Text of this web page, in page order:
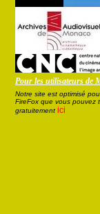
Pour les utilisateurs de
Notre site est optimisé
FireFox que vous pouvez
gratuitement ici